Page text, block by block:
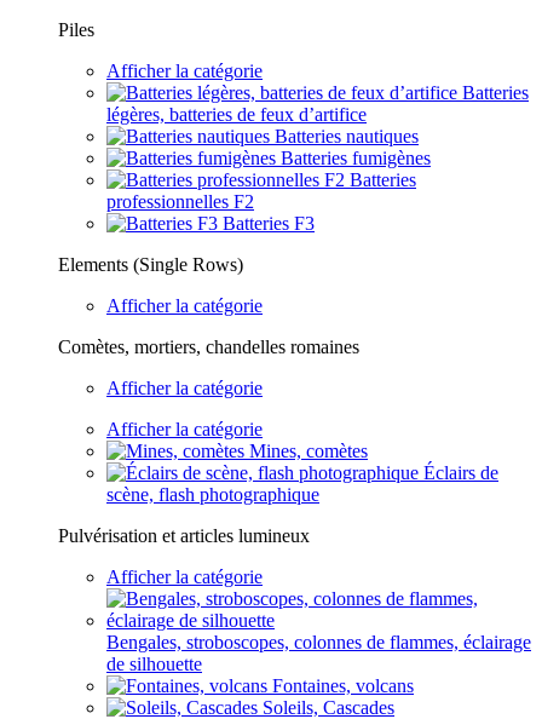
Piles
Afficher la catégorie
Batteries
légères, batteries de feux d’artifice
Batteries nautiques
Batteries fumigènes
Batteries
professionnelles F2
Batteries F3
Elements (Single Rows)
Afficher la catégorie
Comètes, mortiers, chandelles romaines
Afficher la catégorie
Afficher la catégorie
Mines, comètes
Éclairs de
scène, flash photographique
Pulvérisation et articles lumineux
Afficher la catégorie
Bengales, stroboscopes, colonnes de flammes, éclairage
de silhouette
Fontaines, volcans
Soleils, Cascades